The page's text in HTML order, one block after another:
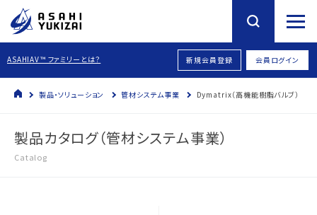
ASAHIAV™ ファミリーとは？ 新規会員登録 会員ログイン
製品・ソリューション 管材システム事業 Dymatrix（高機能樹脂バルブ）
製品カタログ（管材システム事業）
Catalog